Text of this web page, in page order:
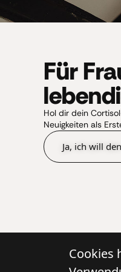
Für
Hol dir dein
Neuigkeiten als
Ja, ich will
Cookies